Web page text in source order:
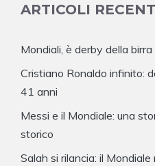
ARTICOLI
Mondiali, è derby della
Cristiano Ronaldo infinito:
41 anni
Messi e il Mondiale: una
storico
Salah si rilancia: il